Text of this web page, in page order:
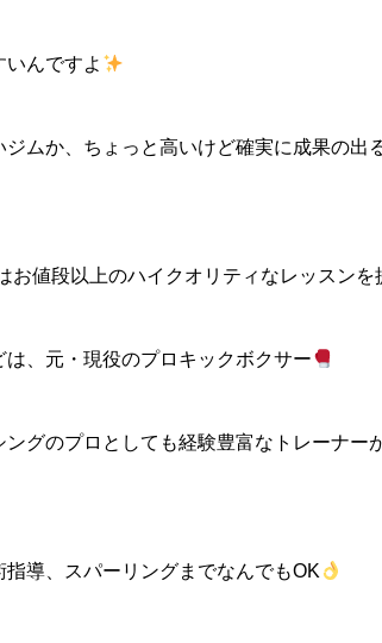
んですよ
ムか、ちょっと高いけど確実に成果の出
お値段以上のハイクオリティなレッスンを
、元・現役のプロキックボクサー
グのプロとしても経験豊富なトレーナー
導、スパーリングまでなんでもOK